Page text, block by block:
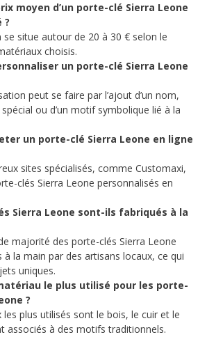
moyen d’un porte-clé Sierra Leone
?
se situe autour de 20 à 30 € selon le
choisis.
un porte-clé Sierra Leone
peut se faire par l’ajout d’un nom,
spécial ou d’un motif symbolique lié à la
un porte-clé Sierra Leone en ligne
sites spécialisés, comme Customaxi,
clés Sierra Leone personnalisés en
Sierra Leone sont-ils fabriqués à la
majorité des porte-clés Sierra Leone
à la main par des artisans locaux, ce qui
uniques.
le plus utilisé pour les porte-
?
les plus utilisés sont le bois, le cuir et le
associés à des motifs traditionnels.